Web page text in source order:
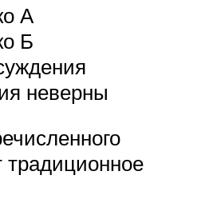
А
Б
неверны
традиционное